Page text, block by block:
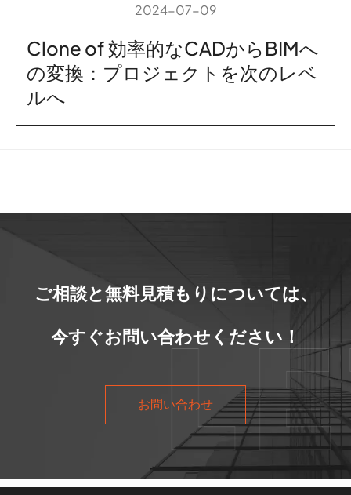
2024-07-09
Clone of 効率的なCADからBIMへ
の変換：プロジェクトを次のレベ
ルへ
ご相談と無料見積もりについては、
今すぐお問い合わせください！
お問い合わせ